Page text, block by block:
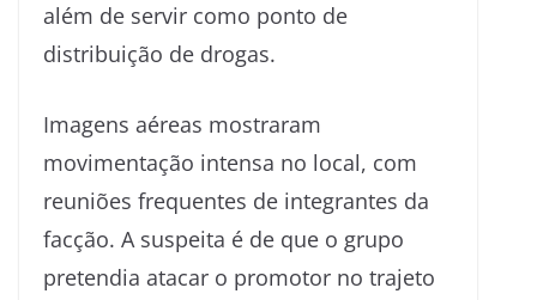
além de servir como ponto de
distribuição de drogas.
Imagens aéreas mostraram
movimentação intensa no local, com
reuniões frequentes de integrantes da
facção. A suspeita é de que o grupo
pretendia atacar o promotor no trajeto